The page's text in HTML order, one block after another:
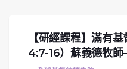
【研經課程】滿有
4:7-16）蘇義德牧